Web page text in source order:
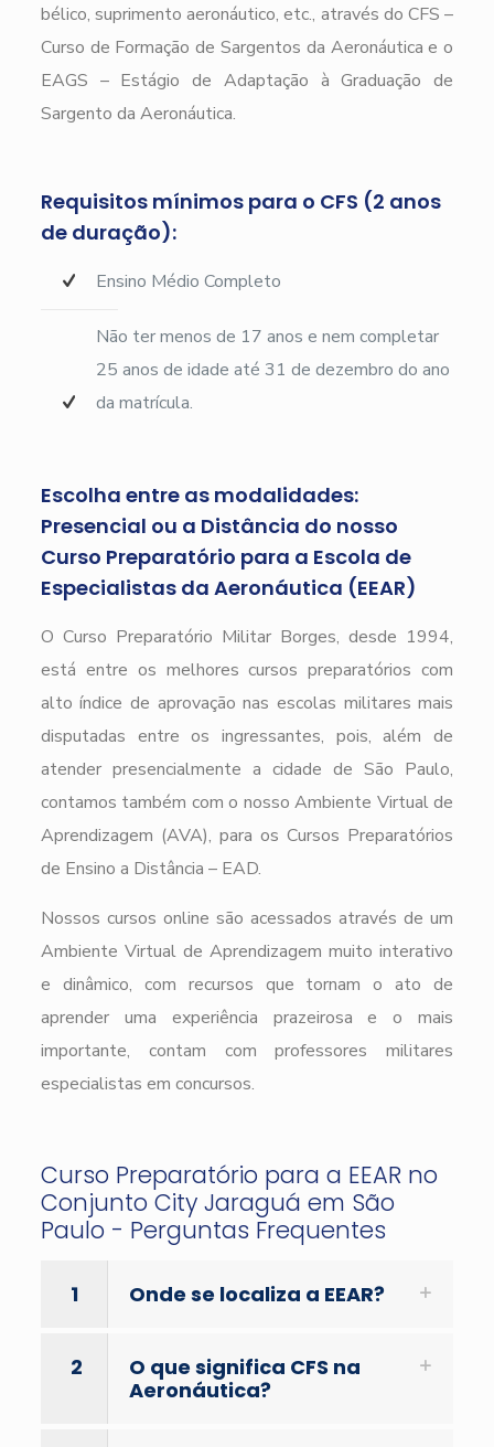
bélico, suprimento aeronáutico, etc., através do CFS –
Curso de Formação de Sargentos da Aeronáutica e o
EAGS – Estágio de Adaptação à Graduação de
Sargento da Aeronáutica.
Requisitos mínimos para o CFS (2 anos
de duração):
Ensino Médio Completo
Não ter menos de 17 anos e nem completar
25 anos de idade até 31 de dezembro do ano
da matrícula.
Escolha entre as modalidades:
Presencial ou a Distância do nosso
Curso Preparatório para a Escola de
Especialistas da Aeronáutica (EEAR)
O Curso Preparatório Militar Borges, desde 1994,
está entre os melhores cursos preparatórios com
alto índice de aprovação nas escolas militares mais
disputadas entre os ingressantes, pois, além de
atender presencialmente a cidade de São Paulo,
contamos também com o nosso Ambiente Virtual de
Aprendizagem (AVA), para os Cursos Preparatórios
de Ensino a Distância – EAD.
Nossos cursos online são acessados através de um
Ambiente Virtual de Aprendizagem muito interativo
e dinâmico, com recursos que tornam o ato de
aprender uma experiência prazeirosa e o mais
importante, contam com professores militares
especialistas em concursos.
Curso Preparatório para a EEAR no
Conjunto City Jaraguá em São
Paulo - Perguntas Frequentes
1 Onde se localiza a EEAR?
2
O que significa CFS na
Aeronáutica?